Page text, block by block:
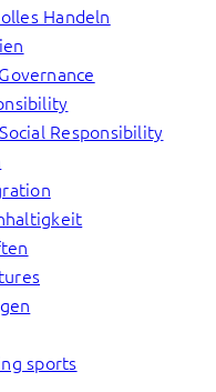
Handeln
Responsibility
sports